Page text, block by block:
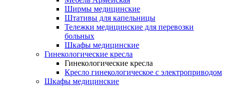
Ширмы медицинские
Штативы для капельницы
Тележки медицинские для перевозки
больных
Шкафы медицинские
Гинекологические кресла
Гинекологические кресла
Кресло гинекологическое с электроприводом
Шкафы медицинские